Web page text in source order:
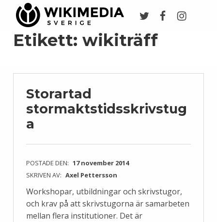
Etikett: wikiträff
Storartad
stormaktstidsskrivstug
a
POSTADE DEN: 17 november 2014
SKRIVEN AV: Axel Pettersson
Workshopar, utbildningar och skrivstugor,
och krav på att skrivstugorna är samarbeten
mellan flera institutioner. Det är